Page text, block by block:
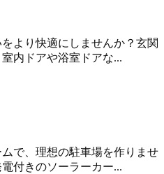
より快適にしませんか？玄関
内ドアや浴室ドアな...
で、理想の駐車場を作りませ
付きのソーラーカー...